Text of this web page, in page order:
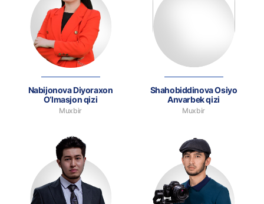
Nabijonova Diyoraxon
O‘lmasjon qizi
Muxbir
Shahobiddinova Osiyo
Anvarbek qizi
Muxbir